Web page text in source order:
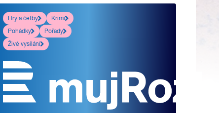
Hry a četby
Krimi
Pohádky
Pořady
Živé vysílání